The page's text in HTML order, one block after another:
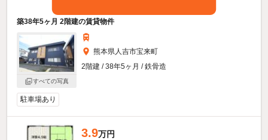
築38年5ヶ月 2階建の賃貸物件
すべての写真
熊本県人吉市宝来町
2階建 / 38年5ヶ月 / 鉄骨造
駐車場あり
3.9万円